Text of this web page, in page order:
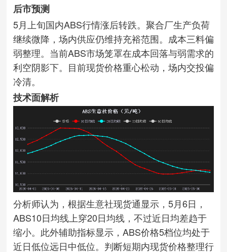
后市预测
5月上旬国内ABS行情涨后转跌。聚合厂生产负荷
继续微降，场内供应仍维持充裕范围。成本三料偏
弱整理。当前ABS市场笼罩在成本回落与弱需求的
利空阴影下。目前现货价格重心松动，场内交投偏
冷清。
技术面解析
分析师认为，根据生意社现货通显示，5月6日，
ABS10日均线上穿20日均线，不过近日均差趋于
缩小。此外辅助指标显示，ABS价格5档位均处于
近日低位远日中低位。判断短期内现货价格整理行